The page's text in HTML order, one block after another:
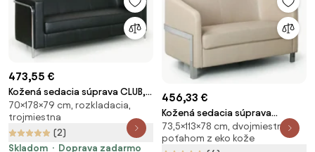
473,55 €
Kožená sedacia súprava CLUB,
trojmiestna, čierna
70×178×79 cm, rozkladacia,
trojmiestna
(2)
Skladom
Doprava zadarmo
456,33 €
Kožená sedacia súprava
BULLDOG, dvojmiestna, béžová
73,5×113×78 cm, dvojmiestna, s
poťahom z eko kože